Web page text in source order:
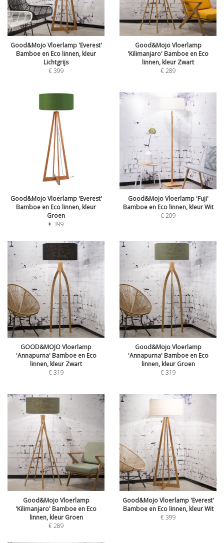
Good&Mojo Vloerlamp 'Everest'
Bamboe en Eco linnen, kleur
Lichtgrijs
€399
Good&Mojo Vloerlamp
'Kilimanjaro' Bamboe en Eco
linnen, kleur Zwart
€289
Good&Mojo Vloerlamp 'Everest'
Bamboe en Eco linnen, kleur
Groen
€399
Good&Mojo Vloerlamp 'Fuji'
Bamboe en Eco linnen, kleur Wit
€209
GOOD&MOJO Vloerlamp
'Annapurna' Bamboe en Eco
linnen, kleur Zwart
€319
Good&Mojo Vloerlamp
'Annapurna' Bamboe en Eco
linnen, kleur Groen
€319
Good&Mojo Vloerlamp
'Kilimanjaro' Bamboe en Eco
linnen, kleur Groen
€289
Good&Mojo Vloerlamp 'Everest'
Bamboe en Eco linnen, kleur Wit
€399